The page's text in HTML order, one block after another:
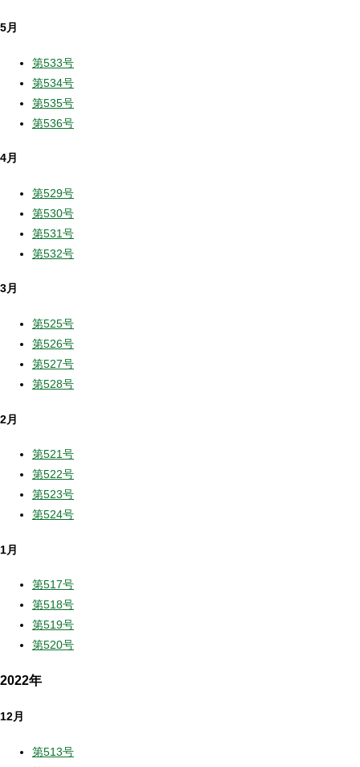
5月
第533号
第534号
第535号
第536号
4月
第529号
第530号
第531号
第532号
3月
第525号
第526号
第527号
第528号
2月
第521号
第522号
第523号
第524号
1月
第517号
第518号
第519号
第520号
2022年
12月
第513号